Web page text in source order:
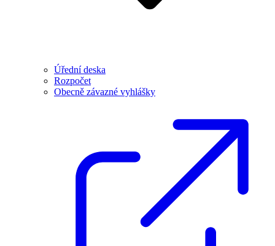
Úřední deska
Rozpočet
Obecně závazné vyhlášky